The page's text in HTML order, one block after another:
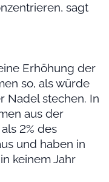
sagt
Erhöhung der
so, als würde
Nadel stechen. In
aus der
2% des
und haben in
keinem Jahr